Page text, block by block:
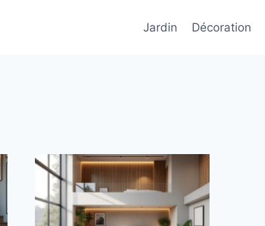
Jardin Décoration